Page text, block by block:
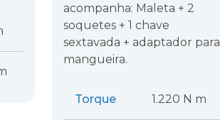
acompanha: Maleta + 2
soquetes + 1 chave
sextavada + adaptador para
mangueira.
Torque 1.220 N m